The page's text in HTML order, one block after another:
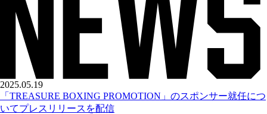
2025.05.19
「TREASURE BOXING PROMOTION」のスポンサー就任につ
いてプレスリリースを配信